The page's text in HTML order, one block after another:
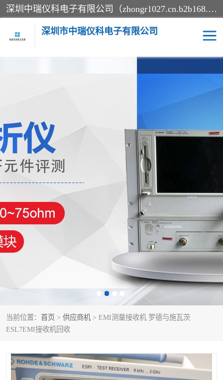
深圳中瑞仪科电子有限公司（zhongr1027.cn.b2b168.com）主要从事回收二手仪器，工厂仪器，回收示波器，KeysightE4980A，FLUKE754，MT8852B，IFR3920，Agilent N4010A，MT8852B等业务，全国统一热线：13570873835。深圳中瑞仪科电子有限公司整批或单出，专业评估高价回收工厂闲置仪器。
深圳市中瑞仪科电子有限公司
当前位置： 首页 > 供应商机 > EMI测量接收机 罗德与施瓦茨
ESL7EMI接收机回收
电阻-功率计 频谱分析仪
万用表 综合测试仪
蓝牙测试仪 网络分析仪
过程校验仪 电桥测试仪
泰克示波器 电池测试仪
函数信号发生器
校准件
阻抗分析仪
音频分析仪